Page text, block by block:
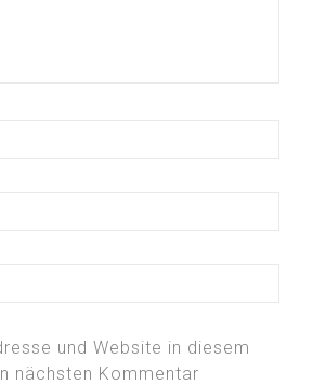
und Website in diesem
nächsten Kommentar